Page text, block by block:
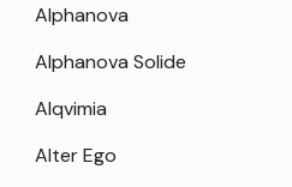
Alphanova
Alphanova Solide
Alqvimia
Alter Ego